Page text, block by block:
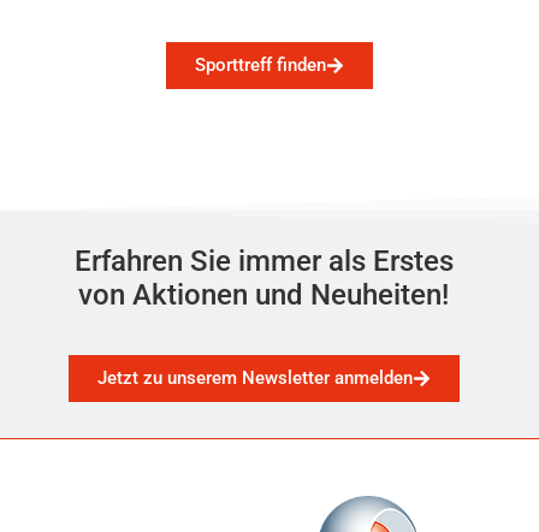
Sporttreff finden
Erfahren Sie immer als Erstes
von Aktionen und Neuheiten!
Jetzt zu unserem Newsletter anmelden